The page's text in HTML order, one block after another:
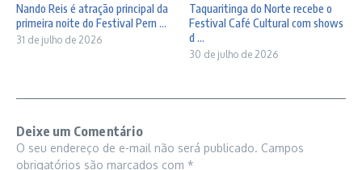
Nando Reis é atração principal da
primeira noite do Festival Pern ...
31 de julho de 2026
Taquaritinga do Norte recebe o
Festival Café Cultural com shows
d ...
30 de julho de 2026
Deixe um Comentário
O seu endereço de e-mail não será publicado. Campos
obrigatórios são marcados com *